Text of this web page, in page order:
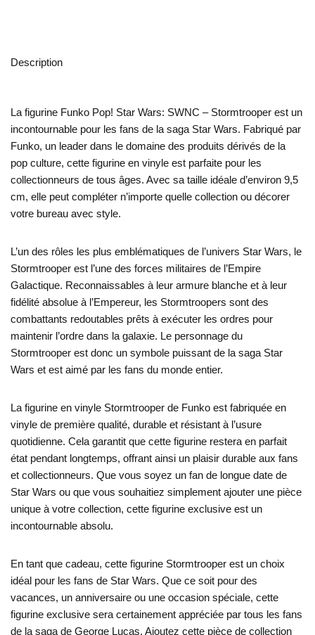
Description
La figurine Funko Pop! Star Wars: SWNC – Stormtrooper est un
incontournable pour les fans de la saga Star Wars. Fabriqué par
Funko, un leader dans le domaine des produits dérivés de la
pop culture, cette figurine en vinyle est parfaite pour les
collectionneurs de tous âges. Avec sa taille idéale d’environ 9,5
cm, elle peut compléter n’importe quelle collection ou décorer
votre bureau avec style.
L’un des rôles les plus emblématiques de l’univers Star Wars, le
Stormtrooper est l’une des forces militaires de l’Empire
Galactique. Reconnaissables à leur armure blanche et à leur
fidélité absolue à l’Empereur, les Stormtroopers sont des
combattants redoutables prêts à exécuter les ordres pour
maintenir l’ordre dans la galaxie. Le personnage du
Stormtrooper est donc un symbole puissant de la saga Star
Wars et est aimé par les fans du monde entier.
La figurine en vinyle Stormtrooper de Funko est fabriquée en
vinyle de première qualité, durable et résistant à l’usure
quotidienne. Cela garantit que cette figurine restera en parfait
état pendant longtemps, offrant ainsi un plaisir durable aux fans
et collectionneurs. Que vous soyez un fan de longue date de
Star Wars ou que vous souhaitiez simplement ajouter une pièce
unique à votre collection, cette figurine exclusive est un
incontournable absolu.
En tant que cadeau, cette figurine Stormtrooper est un choix
idéal pour les fans de Star Wars. Que ce soit pour des
vacances, un anniversaire ou une occasion spéciale, cette
figurine exclusive sera certainement appréciée par tous les fans
de la saga de George Lucas. Ajoutez cette pièce de collection